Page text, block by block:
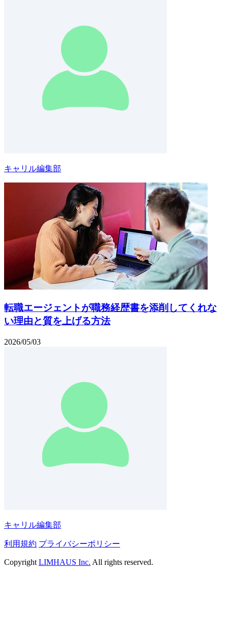
キャリル編集部
転職エージェントが職務経歴書を添削してくれな
い理由と質を上げる方法
2026/05/03
キャリル編集部
利用規約 プライバシーポリシー
Copyright LIMHAUS Inc. All rights reserved.